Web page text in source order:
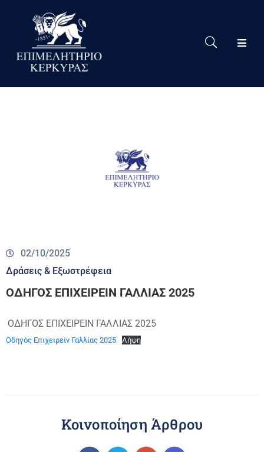
Το
Eπιμελητήριο
02/10/2025
Δράσεις & Εξωστρέφεια
ΟΔΗΓΟΣ ΕΠΙΧΕΙΡΕΙΝ ΓΑΛΛΙΑΣ 2025
ΟΔΗΓΟΣ ΕΠΙΧΕΙΡΕΙΝ ΓΑΛΛΙΑΣ 2025
Οδηγός Επιχειρείν Γαλλίας 2025 Λήψη
Κοινοποίηση Άρθρου